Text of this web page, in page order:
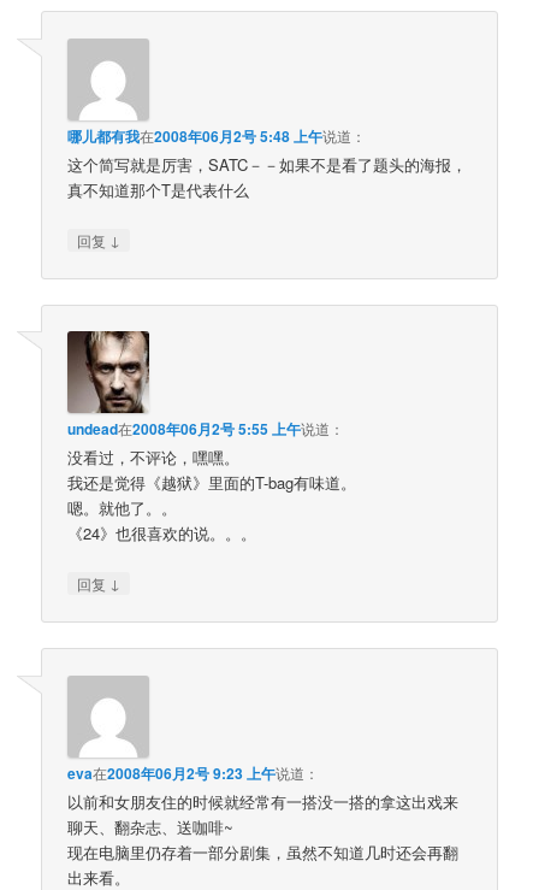
哪儿都有我在2008年06月2号 5:48 上午说道：
这个简写就是厉害，SATC－－如果不是看了题头的海报，
真不知道那个T是代表什么
回复 ↓
undead在2008年06月2号 5:55 上午说道：
没看过，不评论，嘿嘿。
我还是觉得《越狱》里面的T-bag有味道。
嗯。就他了。。
《24》也很喜欢的说。。。
回复 ↓
eva在2008年06月2号 9:23 上午说道：
以前和女朋友住的时候就经常有一搭没一搭的拿这出戏来
聊天、翻杂志、送咖啡~
现在电脑里仍存着一部分剧集，虽然不知道几时还会再翻
出来看。